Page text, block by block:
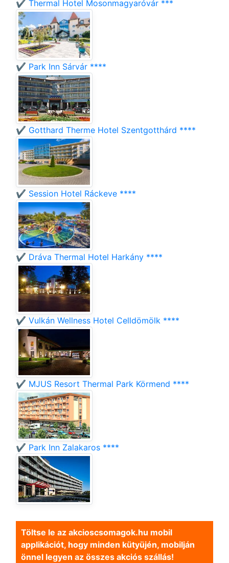
✔️ Thermal Hotel Mosonmagyaróvár ***
✔️ Park Inn Sárvár ****
✔️ Gotthard Therme Hotel Szentgotthárd ****
✔️ Session Hotel Ráckeve ****
✔️ Dráva Thermal Hotel Harkány ****
✔️ Vulkán Wellness Hotel Celldömölk ****
✔️ MJUS Resort Thermal Park Körmend ****
✔️ Park Inn Zalakaros ****
Töltse le az akcioscsomagok.hu mobil
applikációt, hogy minden kütyüjén, mobilján
önnel legyen az összes akciós szállás!